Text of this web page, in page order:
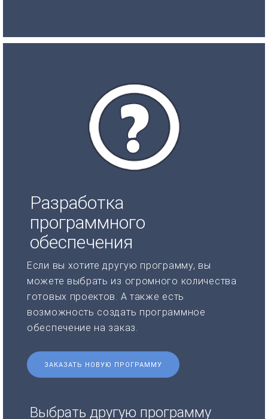
Разработка
программного
обеспечения
Если вы хотите другую программу, вы
можете выбрать из огромного количества
готовых проектов. А также есть
возможность создать программное
обеспечение на заказ.
ЗАКАЗАТЬ НОВУЮ ПРОГРАММУ
Выбрать другую программу